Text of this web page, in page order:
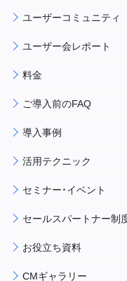
ユーザーコミュニティ
ユーザー会レポート
料金
ご導入前のFAQ
導入事例
活用テクニック
セミナー・イベント
セールスパートナー制
お役立ち資料
CMギャラリー